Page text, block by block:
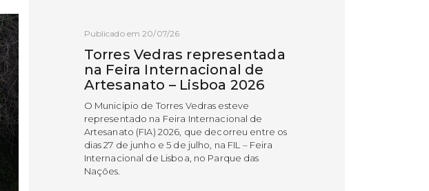
Publicado em 20/07/26
Torres Vedras representada
na Feira Internacional de
Artesanato – Lisboa 2026
O Município de Torres Vedras esteve
representado na Feira Internacional de
Artesanato (FIA) 2026, que decorreu entre os
dias 27 de junho e 5 de julho, na FIL – Feira
Internacional de Lisboa, no Parque das
Nações.